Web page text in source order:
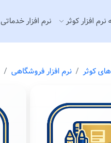
افزار كوثر نرم افزار خدماتی
های كوثر نرم افزار فروشگاهی